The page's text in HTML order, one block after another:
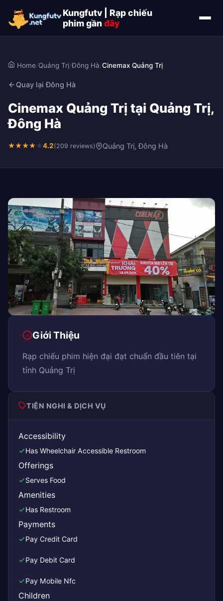
Kungfutv | Rạp chiếu
phim gầnđây
Home/Quảng Trị/Đông Hà/Cinemax Quảng Trị
Quay lại Đông Hà
Cinemax Quảng Trị tại Quảng Trị,
Đông Hà
★★★★★4.2(209 reviews) Quảng Trị, Đông Hà
Giới Thiệu
Rạp chiếu phim hiện đại đạt chuẩn đầu tiên tại
tỉnh Quảng Trị
TIỆN NGHI & DỊCH VỤ
Accessibility
Has Wheelchair Accessible Restroom
Offerings
Serves Food
Amenities
Has Restroom
Payments
Pay Credit Card
Pay Debit Card
Pay Mobile Nfc
Children